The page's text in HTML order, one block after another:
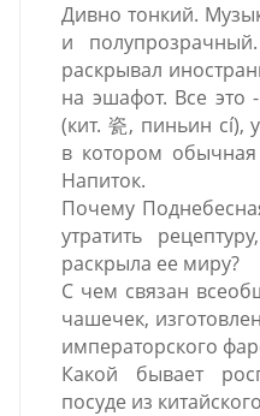
Дивно тонкий.
и
раскрывал
на эшафот. Все это
(кит. 瓷, пиньин cí),
в котором
Напиток.
Почему
утратить
раскрыла ее миру?
С чем связан
чашечек,
императорского
Какой бывает
посуде из